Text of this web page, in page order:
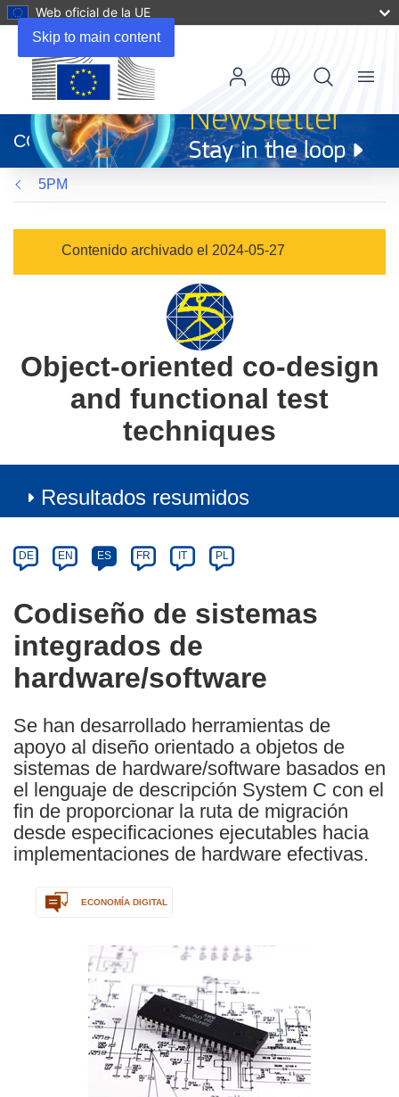
Skip to main content
Web oficial de la UE
abrirá
en
una
nueva
ventana)
CORDIS
Menu
5PM
Contenido archivado el 2024-05-27
Object-oriented co-design
and functional test
techniques
Resultados resumidos
Category
Article
available
the
following
languages:
DE EN ES FR IT PL
Codiseño de sistemas
integrados de
hardware/software
Se han desarrollado herramientas de
apoyo al diseño orientado a objetos de
sistemas de hardware/software basados en
el lenguaje de descripción System C con el
fin de proporcionar la ruta de migración
desde especificaciones ejecutables hacia
implementaciones de hardware efectivas.
ECONOMÍA DIGITAL